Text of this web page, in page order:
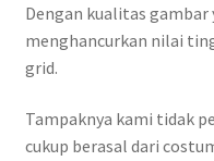
Dengan kualitas
menghancurkan nilai
grid.
Tampaknya kami tidak
cukup berasal dari